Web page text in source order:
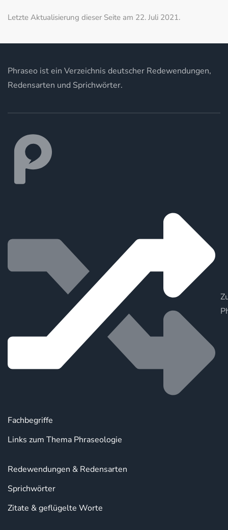
Letzte Aktualisierung dieser Seite am 22. Juli 2021.
Phraseo ist ein Verzeichnis deutscher Redewendungen,
Redensarten und Sprichwörter.
Fachbegriffe
Links zum Thema Phraseologie
Redewendungen & Redensarten
Sprichwörter
Zitate & geflügelte Worte